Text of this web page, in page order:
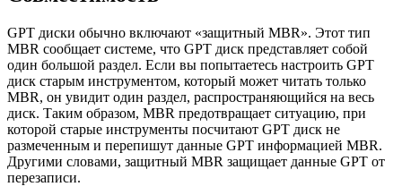
GPT диски обычно включают «защитный MBR». Этот тип
MBR сообщает системе, что GPT диск представляет собой
один большой раздел. Если вы попытаетесь настроить GPT
диск старым инструментом, который может читать только
MBR, он увидит один раздел, распространяющийся на весь
диск. Таким образом, MBR предотвращает ситуацию, при
которой старые инструменты посчитают GPT диск не
размеченным и перепишут данные GPT информацией MBR.
Другими словами, защитный MBR защищает данные GPT от
перезаписи.